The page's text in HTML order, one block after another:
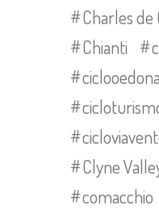
Charles de
Chianti
Clyne
comacchio